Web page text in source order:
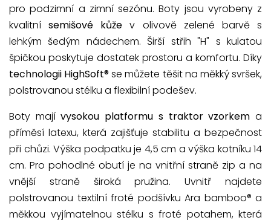
pro podzimní a zimní sezónu. Boty jsou vyrobeny z
kvalitnísemišové kůže v olivově zelené barvě s
lehkým šedým nádechem. Širší střih "H" s kulatou
špičkou poskytuje dostatek prostoru a komfortu. Díky
technologii HighSoft®se můžete těšit na měkký svršek,
polstrovanou stélku a flexibilní podešev.
Boty majívysokou platformu s traktor vzorkem a
příměsí latexu, která zajišťuje stabilitu a bezpečnost
při chůzi. Výška podpatku je 4,5 cm a výška kotníku 14
cm. Pro pohodlné obutí je na vnitřní straně zip a na
vnější straně široká pružina. Uvnitř najdete
polstrovanou textilní froté podšívku Ara bamboo® a
měkkou vyjímatelnou stélku s froté potahem, která